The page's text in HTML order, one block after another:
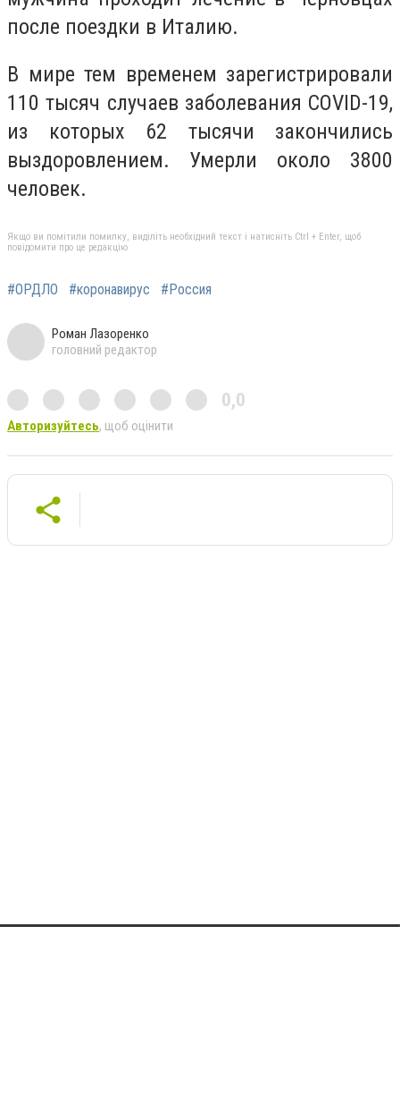
после поездки в Италию.
В мире тем временем зарегистрировали
110 тысяч случаев заболевания COVID-19,
из которых 62 тысячи закончились
выздоровлением. Умерли около 3800
человек.
Якщо ви помітили помилку, виділіть необхідний текст і натисніть Ctrl + Enter, щоб
повідомити про це редакцію
#ОРДЛО #коронавирус #Россия
Роман Лазоренко
головний редактор
0,0
Авторизуйтесь, щоб оцінити